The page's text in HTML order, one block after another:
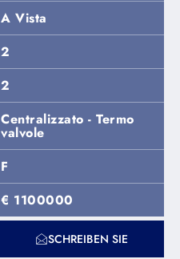
A Vista
2
2
Centralizzato - Termo
valvole
F
€ 1100000
SCHREIBEN SIE